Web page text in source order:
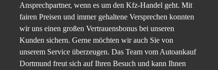
Ansprechpartner, wenn es um den Kfz-Handel geht. Mit
fairen Preisen und immer gehaltene Versprechen konnten
wir uns einen großen Vertrauensbonus bei unseren
Kunden sichern. Gerne möchten wir auch Sie von
unserem Service überzeugen. Das Team vom Autoankauf
Dortmund freut sich auf Ihren Besuch und kann Ihnen